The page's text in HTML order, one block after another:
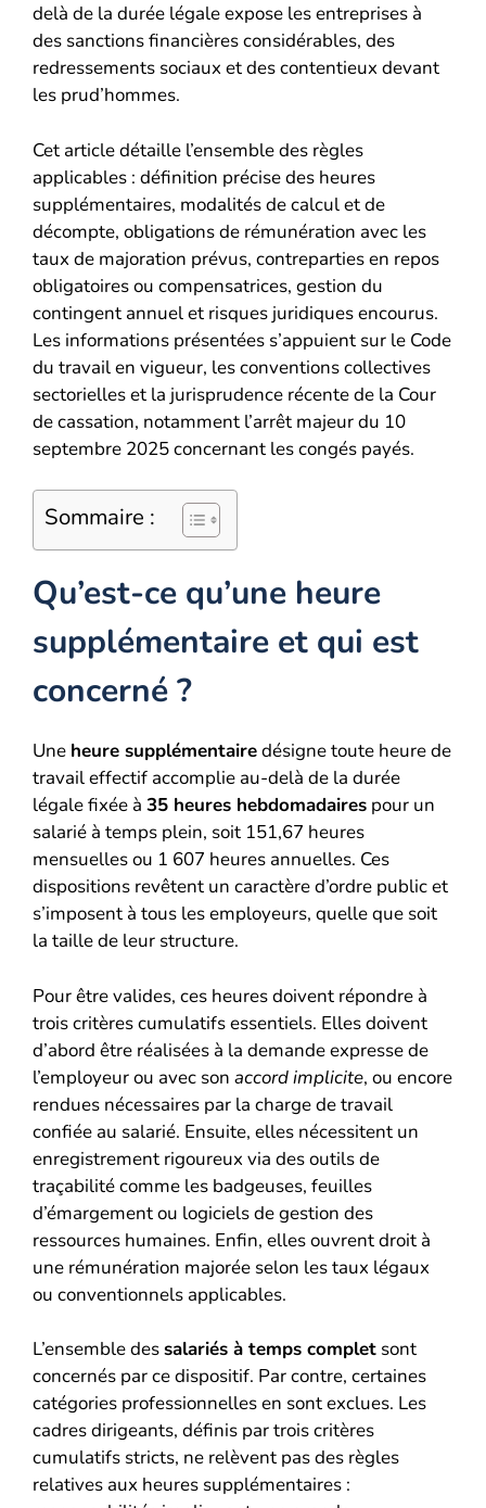
delà de la durée légale expose les entreprises à
des sanctions financières considérables, des
redressements sociaux et des contentieux devant
les prud’hommes.
Cet article détaille l’ensemble des règles
applicables : définition précise des heures
supplémentaires, modalités de calcul et de
décompte, obligations de rémunération avec les
taux de majoration prévus, contreparties en repos
obligatoires ou compensatrices, gestion du
contingent annuel et risques juridiques encourus.
Les informations présentées s’appuient sur le Code
du travail en vigueur, les conventions collectives
sectorielles et la jurisprudence récente de la Cour
de cassation, notamment l’arrêt majeur du 10
septembre 2025 concernant les congés payés.
Sommaire :
Qu’est-ce qu’une heure
supplémentaire et qui est
concerné ?
Une heure supplémentairedésigne toute heure de
travail effectif accomplie au-delà de la durée
légale fixée à 35 heures hebdomadaires pour un
salarié à temps plein, soit 151,67 heures
mensuelles ou 1 607 heures annuelles. Ces
dispositions revêtent un caractère d’ordre public et
s’imposent à tous les employeurs, quelle que soit
la taille de leur structure.
Pour être valides, ces heures doivent répondre à
trois critères cumulatifs essentiels. Elles doivent
d’abord être réalisées à la demande expresse de
l’employeur ou avec son accord implicite, ou encore
rendues nécessaires par la charge de travail
confiée au salarié. Ensuite, elles nécessitent un
enregistrement rigoureux via des outils de
traçabilité comme les badgeuses, feuilles
d’émargement ou logiciels de gestion des
ressources humaines. Enfin, elles ouvrent droit à
une rémunération majorée selon les taux légaux
ou conventionnels applicables.
L’ensemble dessalariés à temps complet sont
concernés par ce dispositif. Par contre, certaines
catégories professionnelles en sont exclues. Les
cadres dirigeants, définis par trois critères
cumulatifs stricts, ne relèvent pas des règles
relatives aux heures supplémentaires :